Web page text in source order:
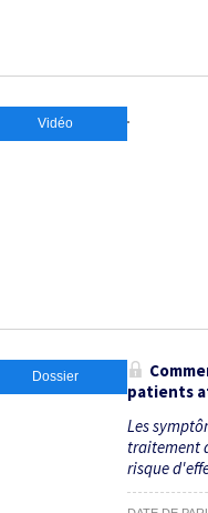
Vidéo
Dossier
patients
Les
traitement
risque